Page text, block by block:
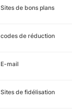
Sites de bons plans
codes de réduction
E-mail
Sites de fidélisation